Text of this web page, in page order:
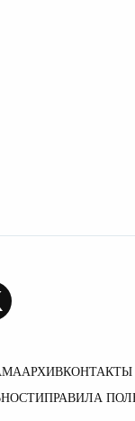
АРХИВКОНТАКТЫ
ПРАВИЛА